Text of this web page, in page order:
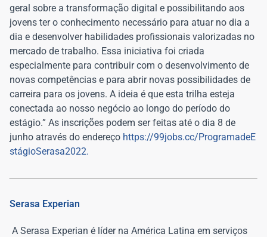
geral sobre a transformação digital e possibilitando aos
jovens ter o conhecimento necessário para atuar no dia a
dia e desenvolver habilidades profissionais valorizadas no
mercado de trabalho. Essa iniciativa foi criada
especialmente para contribuir com o desenvolvimento de
novas competências e para abrir novas possibilidades de
carreira para os jovens. A ideia é que esta trilha esteja
conectada ao nosso negócio ao longo do período do
estágio.” As inscrições podem ser feitas até o dia 8 de
junho através do endereço https://99jobs.cc/ProgramadeE
stágioSerasa2022.
Serasa Experian
A Serasa Experian é líder na América Latina em serviços